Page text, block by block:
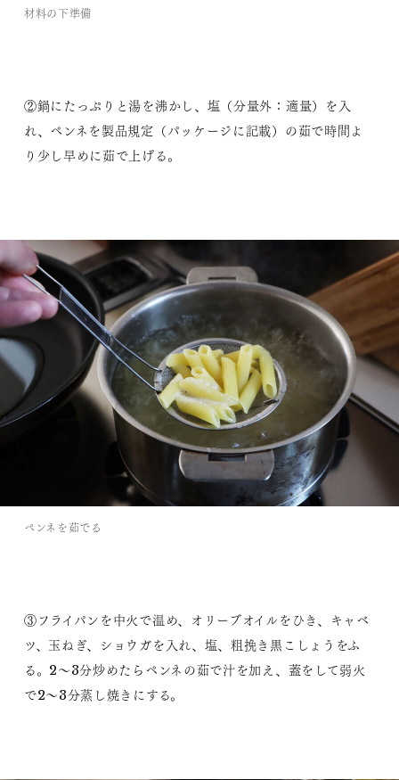
材料の下準備
②鍋にたっぷりと湯を沸かし、塩（分量外：適量）を入
れ、ペンネを製品規定（パッケージに記載）の茹で時間よ
り少し早めに茹で上げる。
ペンネを茹でる
③フライパンを中火で温め、オリーブオイルをひき、キャベ
ツ、玉ねぎ、ショウガを入れ、塩、粗挽き黒こしょうをふ
る。2～3分炒めたらペンネの茹で汁を加え、蓋をして弱火
で2～3分蒸し焼きにする。